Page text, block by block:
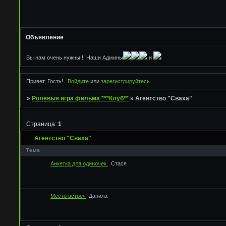
Объявление
Вы нам очень нужны!!! Наши Админы и
Привет, Гость! Войдитеили зарегистрируйтесь.
» Ролевыя игра фильма ***Клуб** »Агентство "Сваха"
Агентство "Сваха"
Страница:1
Тема
Анкетка для одиночек.
Стася
Место встреч
Данила